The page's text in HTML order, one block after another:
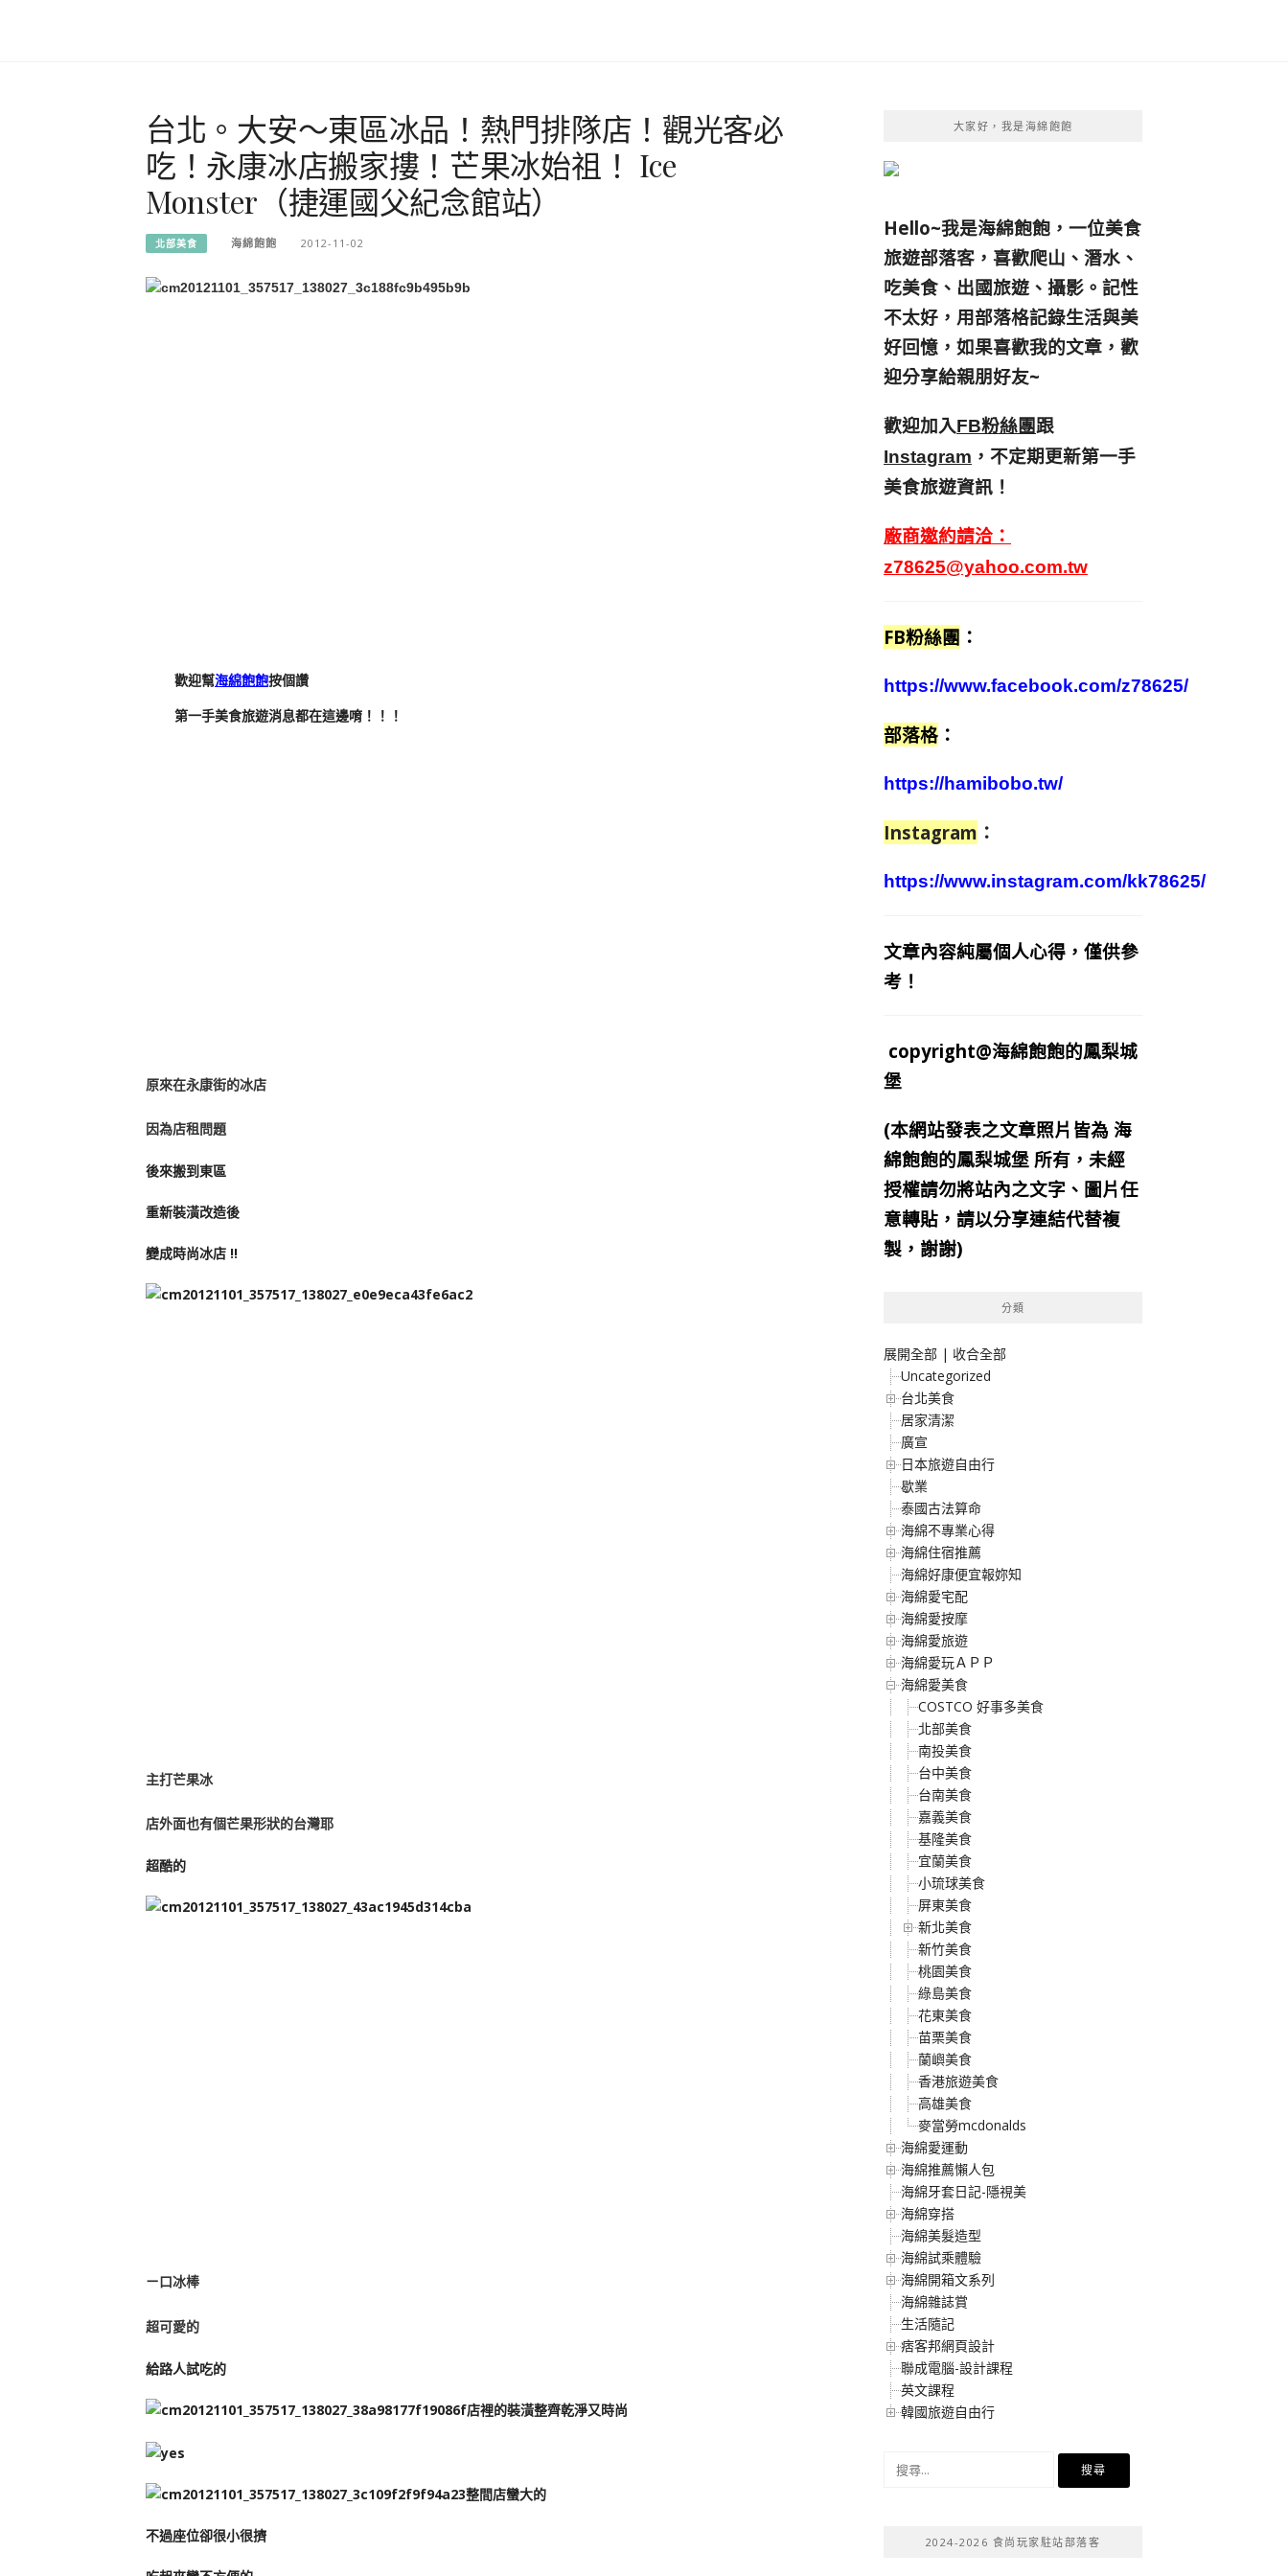
台北。大安～東區冰品！熱門排隊店！觀光客必
吃！永康冰店搬家摟！芒果冰始祖！ Ice
Monster（捷運國父紀念館站）
北部美食 海綿飽飽 2012-11-02
歡迎幫海綿飽飽按個讚
第一手美食旅遊消息都在這邊唷！！！
原來在永康街的冰店
因為店租問題
後來搬到東區
重新裝潢改造後
變成時尚冰店 !!
主打芒果冰
店外面也有個芒果形狀的台灣耶
超酷的
ㄧ口冰棒
超可愛的
給路人試吃的
店裡的裝潢整齊乾淨又時尚
整間店蠻大的
不過座位卻很小很擠
大家好，我是海綿飽飽
Hello~我是海綿飽飽，一位美食
旅遊部落客， 喜歡爬山、潛水、
吃美食、出國旅遊、攝影。 記性
不太好，用部落格記錄生活與美
好回憶， 如果喜歡我的文章，歡
迎分享給親朋好友~
歡迎加入FB粉絲團跟
Instagram ，不定期更新第一手
美食旅遊資訊！
廠商邀約請洽：
z78625@yahoo.com.tw
FB粉絲團 ：
https://www.facebook.com/z78625/
部落格 ：
https://hamibobo.tw/
Instagram ：
https://www.instagram.com/kk78625/
文章內容純屬個人心得，僅供參
考！
copyright@海綿飽飽的鳳梨城
堡
(本網站發表之文章照片皆為 海
綿飽飽的鳳梨城堡 所有，未經
授權請勿將站內之文字、圖片任
意轉貼，請以分享連結代替複
製，謝謝)
分類
展開全部 | 收合全部
Uncategorized
台北美食
居家清潔
廣宣
日本旅遊自由行
歇業
泰國古法算命
海綿不專業心得
海綿住宿推薦
海綿好康便宜報妳知
海綿愛宅配
海綿愛按摩
海綿愛旅遊
海綿愛玩ＡＰＰ
海綿愛美食
COSTCO 好事多美食
北部美食
南投美食
台中美食
台南美食
嘉義美食
基隆美食
宜蘭美食
小琉球美食
屏東美食
新北美食
新竹美食
桃園美食
綠島美食
花東美食
苗栗美食
蘭嶼美食
香港旅遊美食
高雄美食
麥當勞mcdonalds
海綿愛運動
海綿推薦懶人包
海綿牙套日記-隱視美
海綿穿搭
海綿美髮造型
海綿試乘體驗
海綿開箱文系列
海綿雜誌賞
生活隨記
痞客邦網頁設計
聯成電腦-設計課程
英文課程
韓國旅遊自由行
2024-2026 食尚玩家駐站部落客